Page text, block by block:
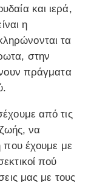
και ιερά,
η
τα
στην
πράγματα
από τις
να
που έχουμε με
πού
μας με τους